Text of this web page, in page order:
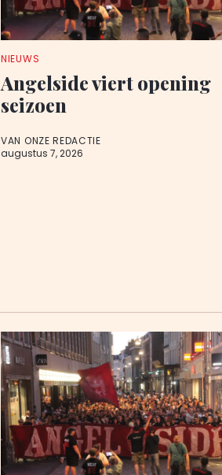
NIEUWS
Angelside viert opening
seizoen
VAN ONZE REDACTIE
augustus 7, 2026